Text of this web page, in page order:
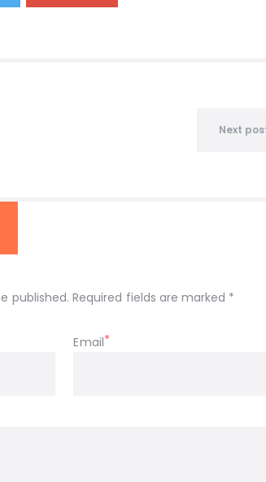
Next
published. Required fields are marked *
Email